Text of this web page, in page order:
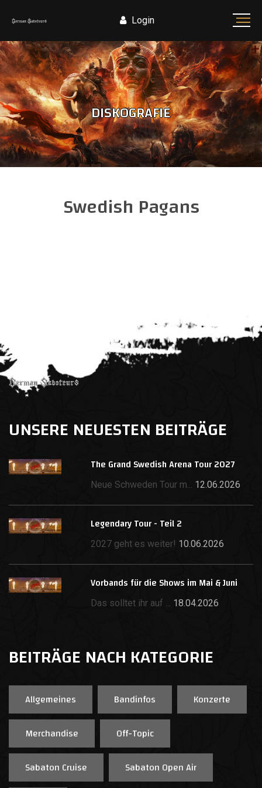
Login
DISKOGRAFIE
Swedish Pagans
UNSERE NEUESTEN BEITRÄGE
The Grand Swedish Arena Tour 2027
Neue Schweden Tour m... 12.06.2026
Legendary Tour - Teil 2
2027 geht es weiter! 10.06.2026
Vorbands für die Shows im Mai & Juni
Das solltet ihr auf ... 18.04.2026
BEITRÄGE NACH KATEGORIE
Allgemeines Bandinfos
Konzerte
Merchandise
Off-Topic
Sabaton Cruise
Sabaton Open Air